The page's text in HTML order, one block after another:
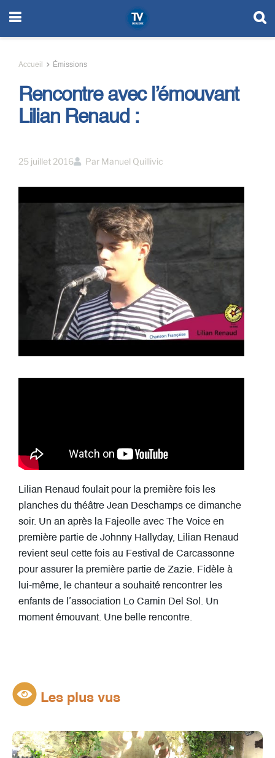
Accueil Émissions
Rencontre avec l’émouvant
Lilian Renaud :
25 juillet 2016 Par Manuel Quillivic
Lilian Renaud foulait pour la première fois les
planches du théâtre Jean Deschamps ce dimanche
soir. Un an après la Fajeolle avec The Voice en
première partie de Johnny Hallyday, Lilian Renaud
revient seul cette fois au Festival de Carcassonne
pour assurer la première partie de Zazie. Fidèle à
lui-même, le chanteur a souhaité rencontrer les
enfants de l’association Lo Camin Del Sol. Un
moment émouvant. Une belle rencontre.
Les plus vus